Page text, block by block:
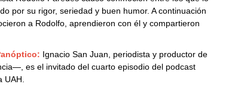
por su rigor, seriedad y buen humor. A continuación
a Rodolfo, aprendieron con él y compartieron
Ignacio San Juan, periodista y productor de
es el invitado del cuarto episodio del podcast